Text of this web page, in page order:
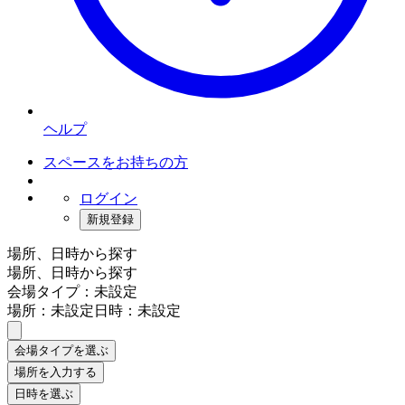
ヘルプ
スペースをお持ちの方
ログイン
新規登録
場所、日時から探す
場所、日時から探す
会場タイプ：未設定
場所：未設定日時：未設定
会場タイプを選ぶ
場所を入力する
日時を選ぶ